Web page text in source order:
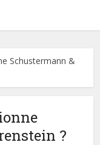
Schustermann &
?